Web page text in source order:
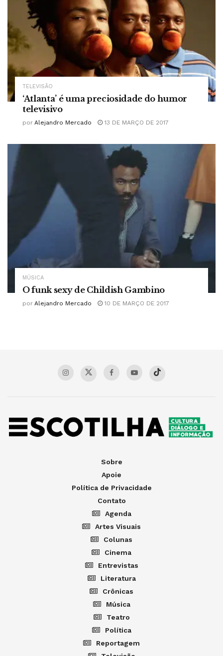
TELEVISÃO
‘Atlanta’ é uma preciosidade do humor
televisivo
por Alejandro Mercado 13 DE MARÇO DE 2017
MÚSICA
O funk sexy de Childish Gambino
por Alejandro Mercado 10 DE MARÇO DE 2017
Sobre
Apoie
Política de Privacidade
Contato
Agenda
Artes Visuais
Colunas
Cinema
Entrevistas
Literatura
Crônicas
Música
Teatro
Política
Reportagem